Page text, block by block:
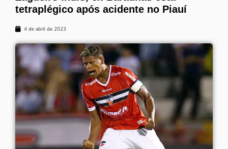
tetraplégico após acidente no Piauí
4 de abril de 2023